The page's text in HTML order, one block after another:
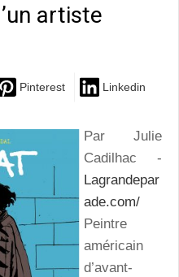
artiste
Pinterest Linkedin
Par Julie
Cadilhac -
Lagrandepar
ade.com/
Peintre
américain
d’avant-